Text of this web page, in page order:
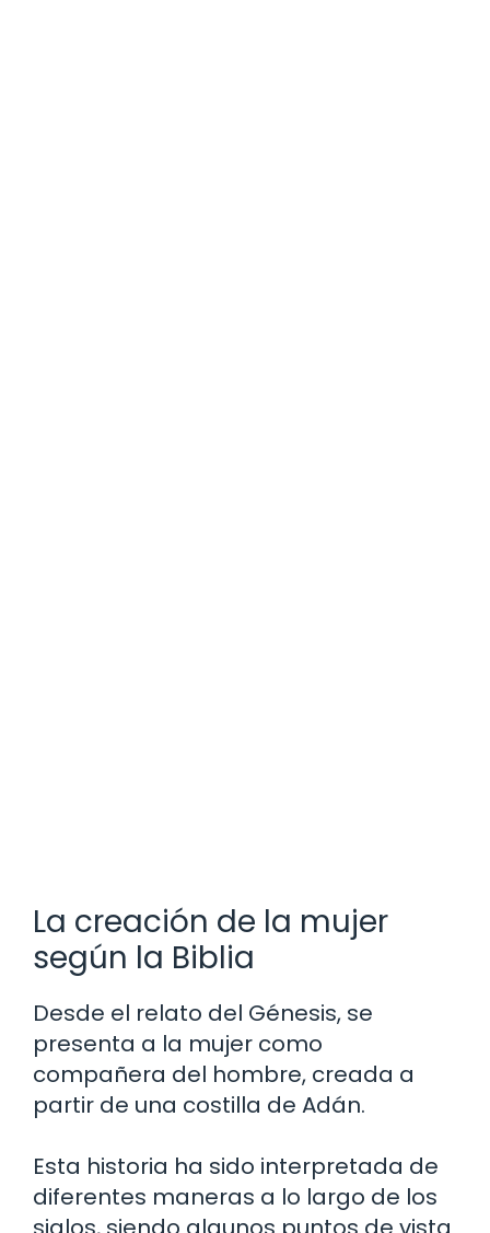
La creación de la mujer
según la Biblia
Desde el relato del Génesis, se
presenta a la mujer como
compañera del hombre, creada a
partir de una costilla de Adán.
Esta historia ha sido interpretada de
diferentes maneras a lo largo de los